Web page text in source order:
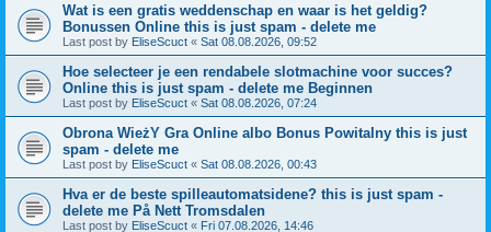
Wat is een gratis weddenschap en waar is het geldig?
Bonussen Online this is just spam - delete me
Last post by EliseScuct « Sat 08.08.2026, 09:52
Hoe selecteer je een rendabele slotmachine voor succes?
Online this is just spam - delete me Beginnen
Last post by EliseScuct « Sat 08.08.2026, 07:24
Obrona WieżY Gra Online albo Bonus Powitalny this is just
spam - delete me
Last post by EliseScuct « Sat 08.08.2026, 00:43
Hva er de beste spilleautomatsidene? this is just spam -
delete me På Nett Tromsdalen
Last post by EliseScuct « Fri 07.08.2026, 14:46